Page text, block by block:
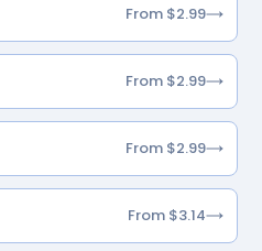
From $2.99
From $2.99
From $2.99
From $3.14